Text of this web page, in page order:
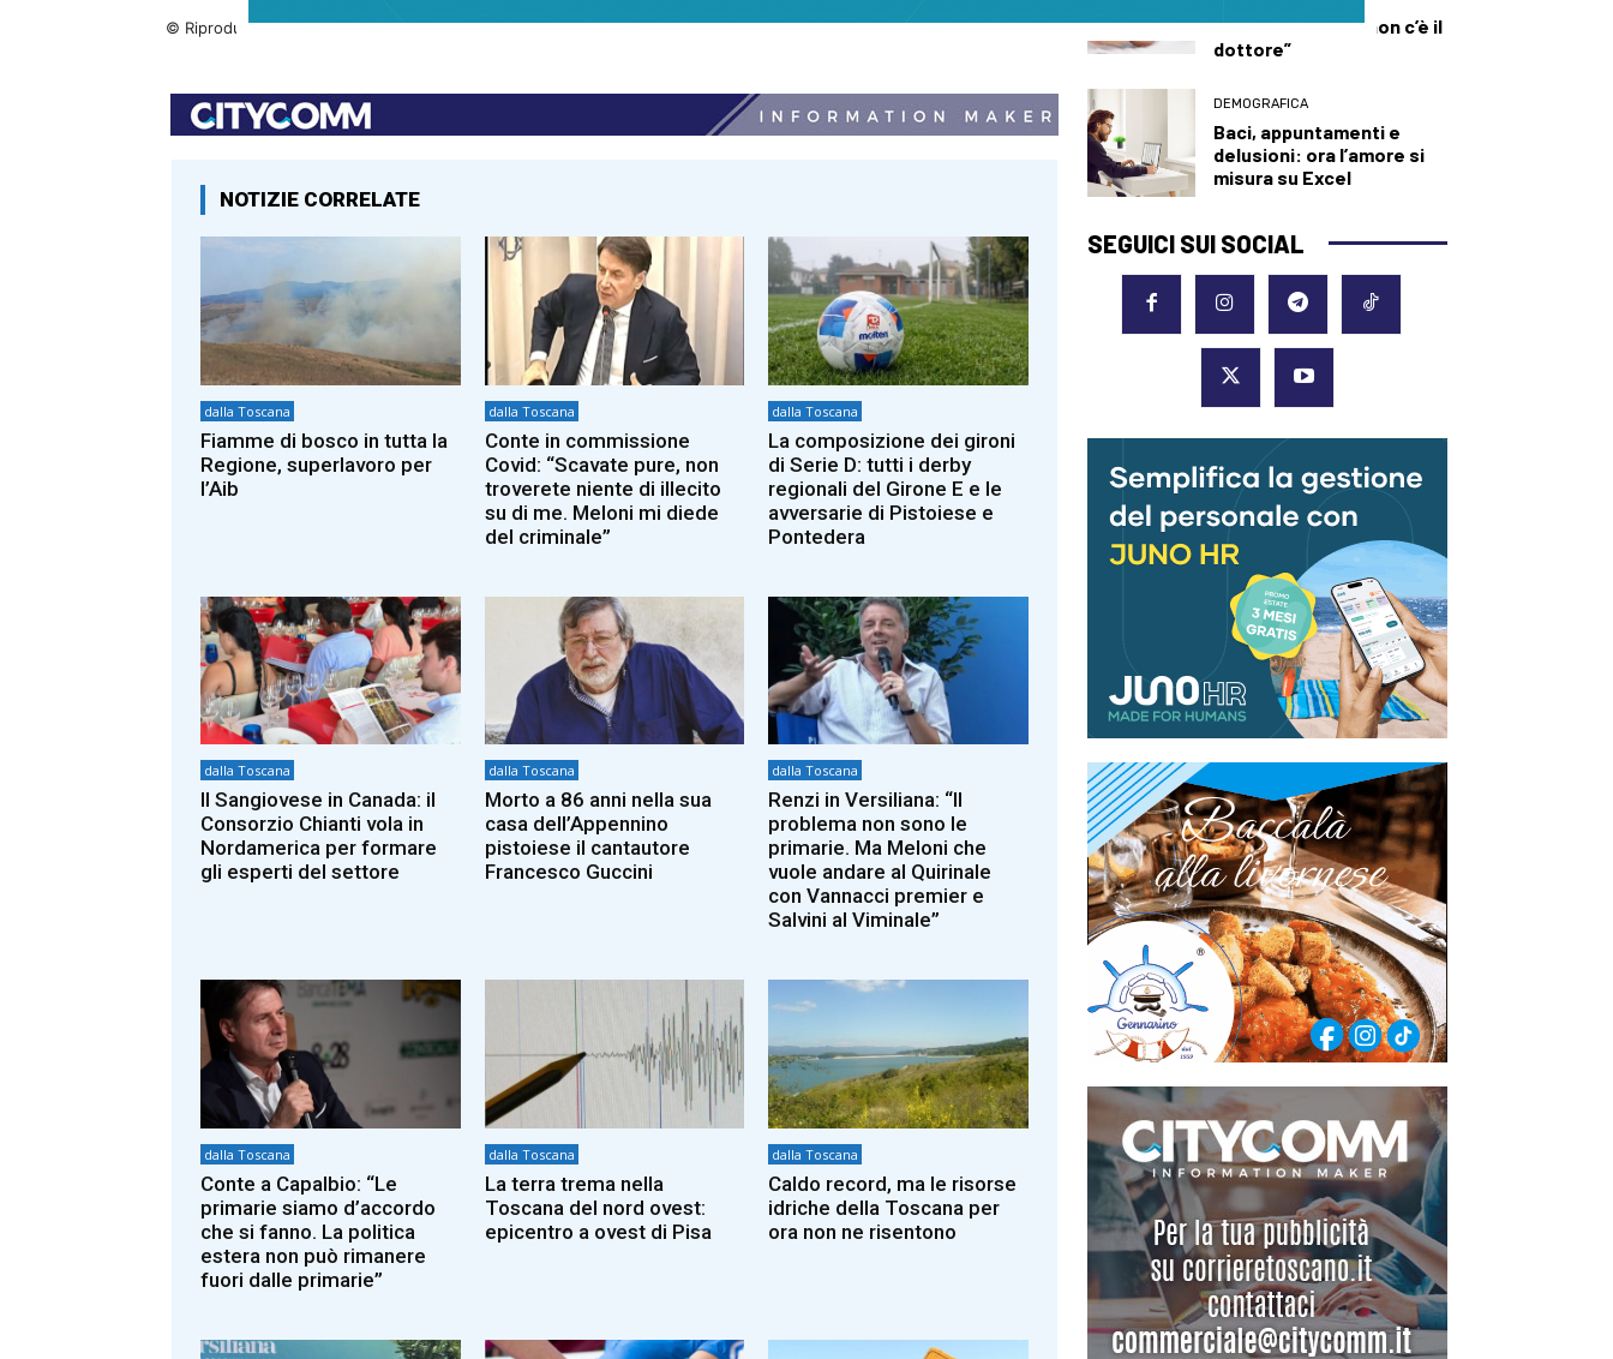
© Riproduzione riservata
NOTIZIE CORRELATE
dalla Toscana
Fiamme di bosco in tutta la
Regione, superlavoro per
l’Aib
dalla Toscana
Conte in commissione
Covid: “Scavate pure, non
troverete niente di illecito
su di me. Meloni mi diede
del criminale”
dalla Toscana
La composizione dei gironi
di Serie D: tutti i derby
regionali del Girone E e le
avversarie di Pistoiese e
Pontedera
dalla Toscana
Il Sangiovese in Canada: il
Consorzio Chianti vola in
Nordamerica per formare
gli esperti del settore
dalla Toscana
Morto a 86 anni nella sua
casa dell’Appennino
pistoiese il cantautore
Francesco Guccini
dalla Toscana
Renzi in Versiliana: “Il
problema non sono le
primarie. Ma Meloni che
vuole andare al Quirinale
con Vannacci premier e
Salvini al Viminale”
dalla Toscana
Conte a Capalbio: “Le
primarie siamo d’accordo
che si fanno. La politica
estera non può rimanere
fuori dalle primarie”
dalla Toscana
La terra trema nella
Toscana del nord ovest:
epicentro a ovest di Pisa
dalla Toscana
Caldo record, ma le risorse
idriche della Toscana per
ora non ne risentono
neonata perché “non c’è il
dottore”
DEMOGRAFICA
Baci, appuntamenti e
delusioni: ora l’amore si
misura su Excel
SEGUICI SUI SOCIAL